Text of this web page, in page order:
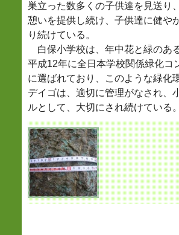
巣立った数多くの子供達を見送り
憩いを提供し続け、子供達に健や
り続けている。
白保小学校は、年中花と緑のあ
平成12年に全日本学校関係緑化コ
に選ばれており、このような緑化
デイゴは、適切に管理がなされ、
ルとして、大切にされ続けている。